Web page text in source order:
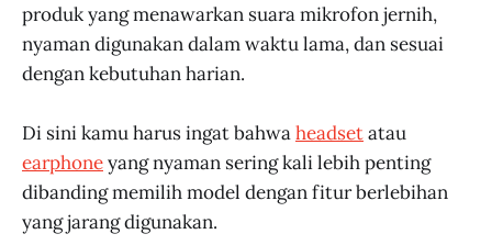
produk yang menawarkan suara mikrofon jernih,
nyaman digunakan dalam waktu lama, dan sesuai
dengan kebutuhan harian.
Di sini kamu harus ingat bahwaheadsetatau
earphoneyang nyaman sering kali lebih penting
dibanding memilih model dengan fitur berlebihan
yang jarang digunakan.